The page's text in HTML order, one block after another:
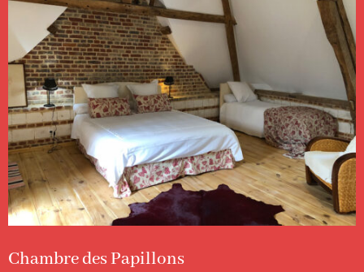
Chambre des Papillons